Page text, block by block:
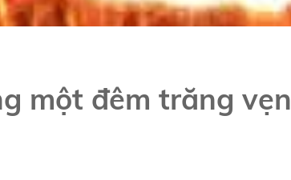
một đêm trăng vẹn